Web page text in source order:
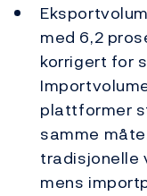
med 6,2
korrigert for
plattformer
samme
tradisjonelle
mens